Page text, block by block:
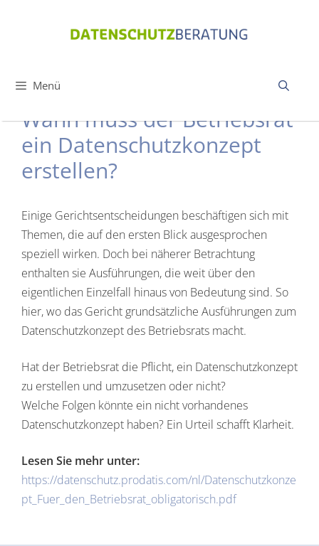
Menü
Wann muss der Betriebsrat
ein Datenschutzkonzept
erstellen?
Einige Gerichtsentscheidungen beschäftigen sich mit
Themen, die auf den ersten Blick ausgesprochen
speziell wirken. Doch bei näherer Betrachtung
enthalten sie Ausführungen, die weit über den
eigentlichen Einzelfall hinaus von Bedeutung sind. So
hier, wo das Gericht grundsätzliche Ausführungen zum
Datenschutzkonzept des Betriebsrats macht.
Hat der Betriebsrat die Pflicht, ein Datenschutzkonzept
zu erstellen und umzusetzen oder nicht?
Welche Folgen könnte ein nicht vorhandenes
Datenschutzkonzept haben? Ein Urteil schafft Klarheit.
Lesen Sie mehr unter:
https://datenschutz.prodatis.com/nl/Datenschutzkonze
pt_Fuer_den_Betriebsrat_obligatorisch.pdf